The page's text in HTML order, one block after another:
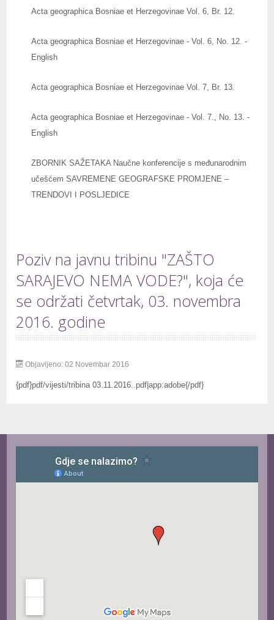
Acta geographica Bosniae et Herzegovinae Vol. 6, Br. 12.
Acta geographica Bosniae et Herzegovinae - Vol. 6, No. 12. -
English
Acta geographica Bosniae et Herzegovinae Vol. 7, Br. 13.
Acta geographica Bosniae et Herzegovinae - Vol. 7., No. 13. -
English
ZBORNIK SAŽETAKA Naučne konferencije s međunarodnim
učešćem SAVREMENE GEOGRAFSKE PROMJENE –
TRENDOVI I POSLJEDICE
Poziv na javnu tribinu "ZAŠTO
SARAJEVO NEMA VODE?", koja će
se održati četvrtak, 03. novembra
2016. godine
Objavljeno: 02 Novembar 2016
{pdf}pdf/vijesti/tribina 03.11.2016..pdf|app:adobe{/pdf}